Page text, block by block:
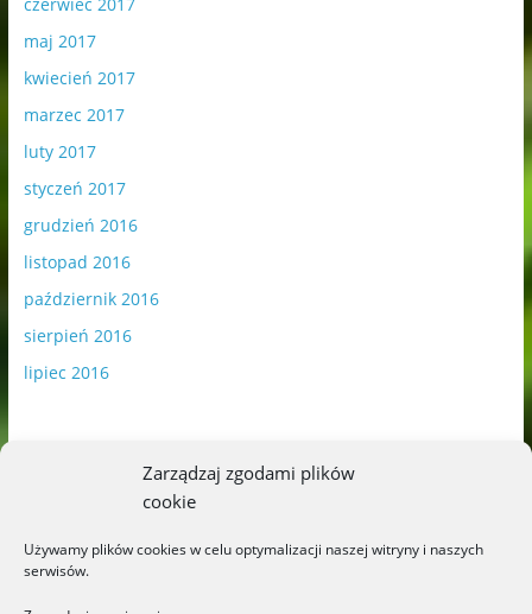
Zarządzaj zgodami plików
cookie
Używamy plików cookies w celu optymalizacji naszej witryny i naszych
serwisów.
maj 2017
kwiecień 2017
marzec 2017
luty 2017
styczeń 2017
grudzień 2016
listopad 2016
październik 2016
sierpień 2016
lipiec 2016